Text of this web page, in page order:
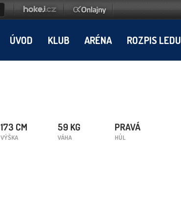
ÚVOD KLUB ARÉNA ROZPIS LEDU
173 CM
VÝŠKA
59 KG
VÁHA
PRAVÁ
HŮL